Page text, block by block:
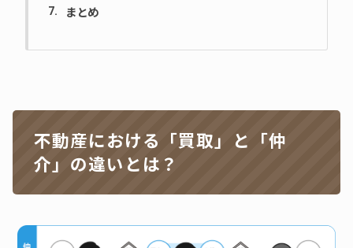
まとめ
不動産における「買取」と「仲
介」の違いとは？